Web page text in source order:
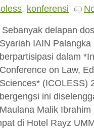
, konferensi
Sebanyak delapan
Syariah IAIN Palangka
berpartisipasi dalam
Conference on Law,
Sciences* (ICOLESS)
bergengsi ini
Maulana Malik
di Hotel Rayz